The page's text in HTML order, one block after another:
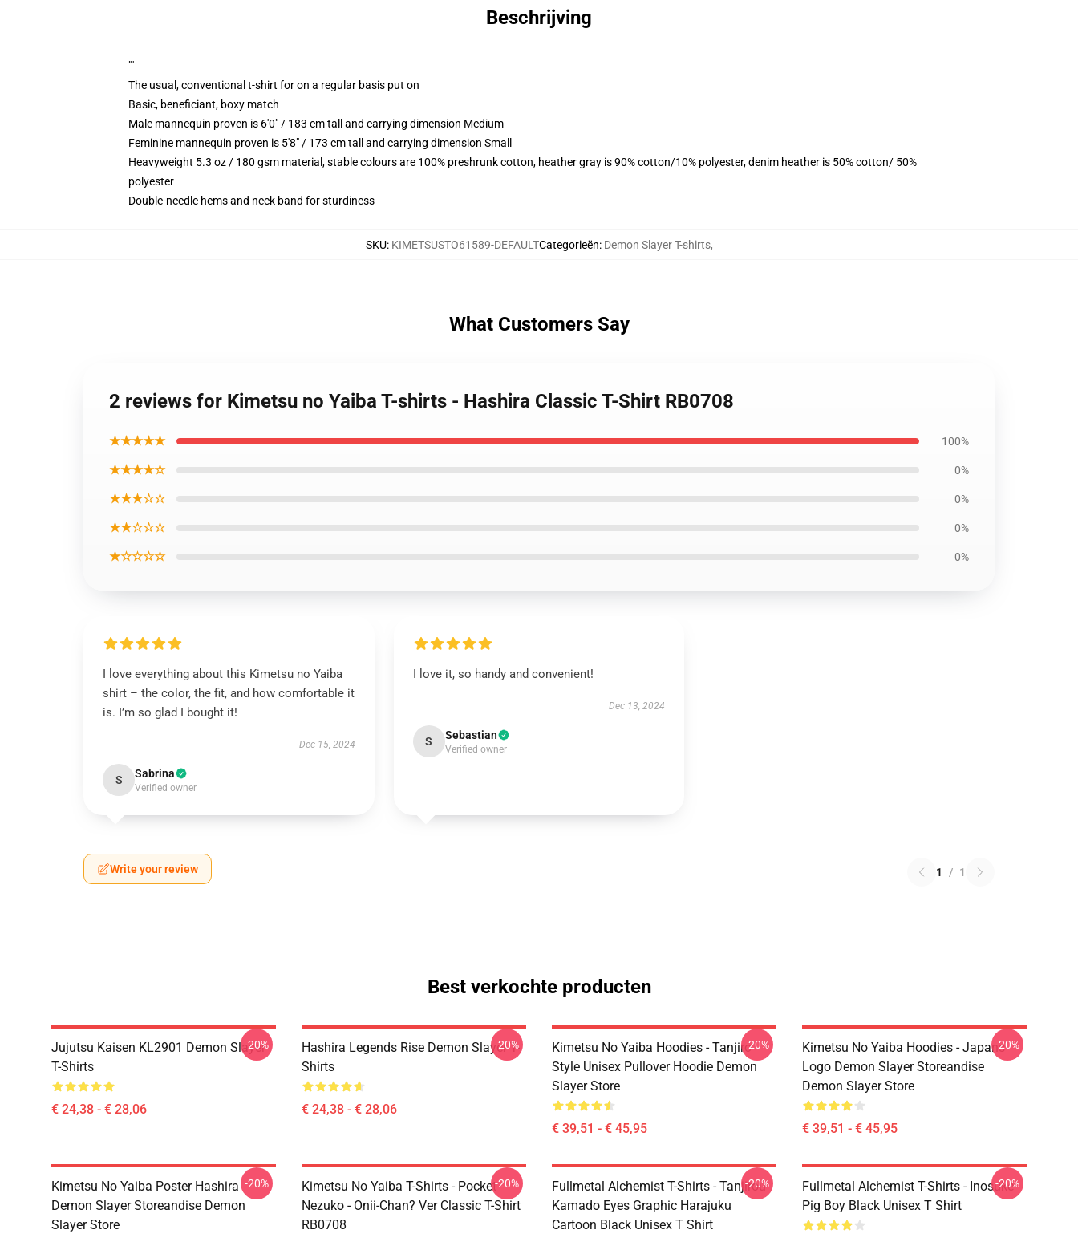
Beschrijving
""
The usual, conventional t-shirt for on a regular basis put on
Basic, beneficiant, boxy match
Male mannequin proven is 6'0" / 183 cm tall and carrying dimension Medium
Feminine mannequin proven is 5'8" / 173 cm tall and carrying dimension Small
Heavyweight 5.3 oz / 180 gsm material, stable colours are 100% preshrunk cotton, heather gray is 90% cotton/10% polyester, denim heather is 50% cotton/ 50%
polyester
Double-needle hems and neck band for sturdiness
SKU: KIMETSUSTO61589-DEFAULTCategorieën: Demon Slayer T-shirts,
What Customers Say
2 reviews for Kimetsu no Yaiba T-shirts - Hashira Classic T-Shirt RB0708
★★★★★ 100%
★★★★☆ 0%
★★★☆☆ 0%
★★☆☆☆ 0%
★☆☆☆☆ 0%
I love everything about this Kimetsu no Yaiba
shirt – the color, the fit, and how comfortable it
is. I’m so glad I bought it!
Dec 15, 2024
S Sabrina
Verified owner
I love it, so handy and convenient!
Dec 13, 2024
S Sebastian
Verified owner
Write your review 1 / 1
Best verkochte producten
Jujutsu Kaisen KL2901 Demon Slayer
T-Shirts
€ 24,38 - € 28,06
-20%
Hashira Legends Rise Demon Slayer T-
Shirts
€ 24,38 - € 28,06
-20%
Kimetsu No Yaiba Hoodies - Tanjiro
Style Unisex Pullover Hoodie Demon
Slayer Store
€ 39,51 - € 45,95
-20%
Kimetsu No Yaiba Hoodies - Japans
Logo Demon Slayer Storeandise
Demon Slayer Store
€ 39,51 - € 45,95
-20%
Kimetsu No Yaiba Poster Hashira
Demon Slayer Storeandise Demon
Slayer Store
-20%
Kimetsu No Yaiba T-Shirts - Pocket
Nezuko - Onii-Chan? Ver Classic T-Shirt
RB0708
-20%
Fullmetal Alchemist T-Shirts - Tanjirou
Kamado Eyes Graphic Harajuku
Cartoon Black Unisex T Shirt
-20%
Fullmetal Alchemist T-Shirts - Inosuke
Pig Boy Black Unisex T Shirt
-20%